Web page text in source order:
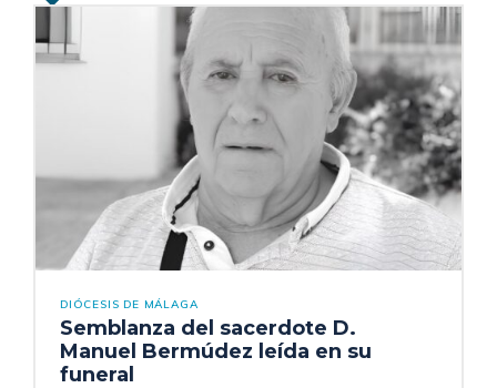
DIÓCESIS DE MÁLAGA
Semblanza del sacerdote D.
Manuel Bermúdez leída en su
funeral